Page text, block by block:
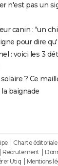
n'est pas un
canin : "un
pour dire
: voici les 3
? Ce
baignade
Charte éditoriale
Recrutement
Utiq Mentions